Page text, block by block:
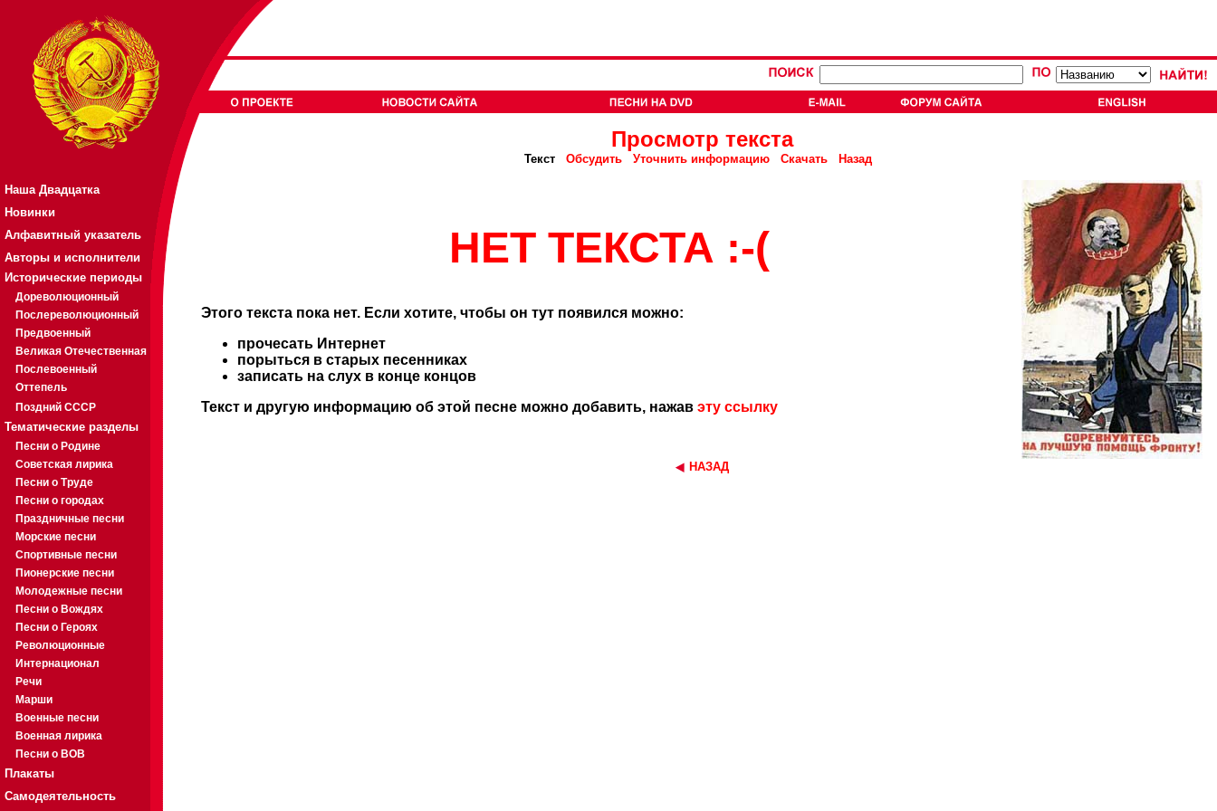
Наша Двадцатка
Новинки
Алфавитный указатель
Авторы и исполнители
Исторические периоды
Дореволюционный
Послереволюционный
Предвоенный
Великая Отечественная
Послевоенный
Оттепель
Поздний СССР
Тематические разделы
Песни о Родине
Советская лирика
Песни о Труде
Песни о городах
Праздничные песни
Морские песни
Спортивные песни
Пионерские песни
Молодежные песни
Песни о Вождях
Песни о Героях
Революционные
Интернационал
Речи
Марши
Военные песни
Военная лирика
Песни о ВОВ
Плакаты
Самодеятельность
Просмотр текста
Текст Обсудить Уточнить информацию Скачать Назад
НЕТ ТЕКСТА :-(
Этого текста пока нет. Если хотите, чтобы он тут появился можно:
прочесать Интернет
порыться в старых песенниках
записать на слух в конце концов
Текст и другую информацию об этой песне можно добавить, нажав эту ссылку
НАЗАД